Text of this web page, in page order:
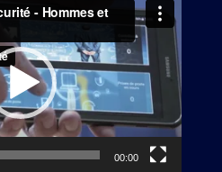
00:00